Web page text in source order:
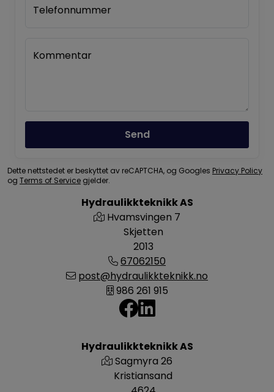
Hydraulikkteknikk AS
Hvamsvingen 7
Skjetten
2013
67062150
post@hydraulikkteknikk.no
986 261 915
Hydraulikkteknikk AS
Sagmyra 26
Kristiansand
Telefonnummer
Kommentar
Send
Dette nettstedet er beskyttet av reCAPTCHA, og Googles Privacy Policy
og Terms of Service gjelder.